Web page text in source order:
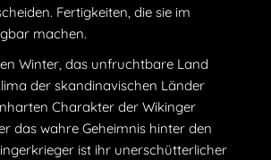
Fertigkeiten, die sie im
machen.
Winter, das unfruchtbare Land
der skandinavischen Länder
Charakter der Wikinger
das wahre Geheimnis hinter den
ist ihr unerschütterlicher